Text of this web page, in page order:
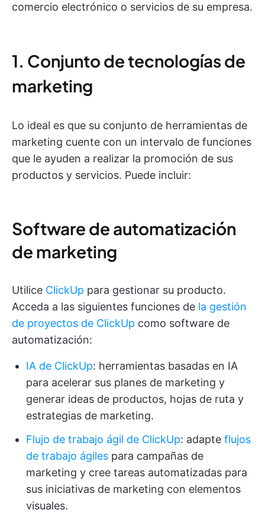
comercio electrónico o servicios de su empresa.
1. Conjunto de tecnologías de
marketing
Lo ideal es que su conjunto de herramientas de
marketing cuente con un intervalo de funciones
que le ayuden a realizar la promoción de sus
productos y servicios. Puede incluir:
Software de automatización
de marketing
Utilice ClickUp para gestionar su producto.
Acceda a las siguientes funciones de la gestión
de proyectos de ClickUp como software de
automatización:
IA de ClickUp: herramientas basadas en IA
para acelerar sus planes de marketing y
generar ideas de productos, hojas de ruta y
estrategias de marketing.
Flujo de trabajo ágil de ClickUp: adapte flujos
de trabajo ágiles para campañas de
marketing y cree tareas automatizadas para
sus iniciativas de marketing con elementos
visuales.